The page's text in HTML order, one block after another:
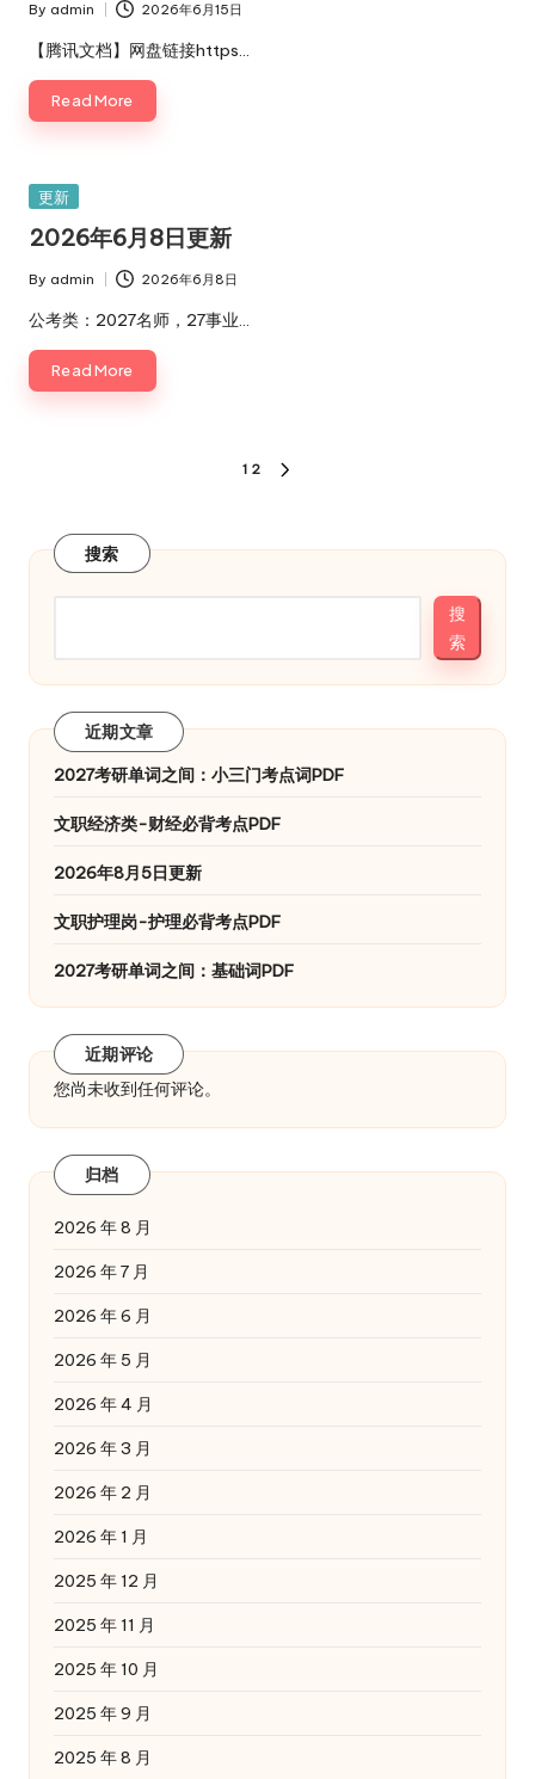
Posted
by
By admin 2026年6月15日
【腾讯文档】网盘链接https…
Read More
Posted
更新
2026年6月8日更新
Posted
by
By admin 2026年6月8日
公考类：2027名师，27事业…
Read More
分
1 2
搜索
搜
索
近期文章
2027考研单词之间：小三门考点词PDF
文职经济类-财经必背考点PDF
2026年8月5日更新
文职护理岗-护理必背考点PDF
2027考研单词之间：基础词PDF
近期评论
您尚未收到任何评论。
归档
2026 年 8 月
2026 年 7 月
2026 年 6 月
2026 年 5 月
2026 年 4 月
2026 年 3 月
2026 年 2 月
2026 年 1 月
2025 年 12 月
2025 年 11 月
2025 年 10 月
2025 年 9 月
2025 年 8 月